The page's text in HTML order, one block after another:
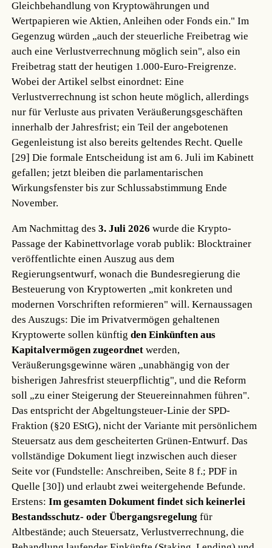
Gleichbehandlung von Kryptowährungen und
Wertpapieren wie Aktien, Anleihen oder Fonds ein." Im
Gegenzug würden „auch der steuerliche Freibetrag wie
auch eine Verlustverrechnung möglich sein", also ein
Freibetrag statt der heutigen 1.000-Euro-Freigrenze.
Wobei der Artikel selbst einordnet: Eine
Verlustverrechnung ist schon heute möglich, allerdings
nur für Verluste aus privaten Veräußerungsgeschäften
innerhalb der Jahresfrist; ein Teil der angebotenen
Gegenleistung ist also bereits geltendes Recht.Quelle
[29] Die formale Entscheidung ist am 6. Juli im Kabinett
gefallen; jetzt bleiben die parlamentarischen
Wirkungsfenster bis zur Schlussabstimmung Ende
November.
Am Nachmittag des3. Juli 2026 wurde die Krypto-
Passage der Kabinettvorlage vorab publik: Blocktrainer
veröffentlichte einen Auszug aus dem
Regierungsentwurf, wonach die Bundesregierung die
Besteuerung von Kryptowerten „mit konkreten und
modernen Vorschriften reformieren" will. Kernaussagen
des Auszugs: Die im Privatvermögen gehaltenen
Kryptowerte sollen künftigden Einkünften aus
Kapitalvermögen zugeordnet werden,
Veräußerungsgewinne wären „unabhängig von der
bisherigen Jahresfrist steuerpflichtig", und die Reform
soll „zu einer Steigerung der Steuereinnahmen führen".
Das entspricht der Abgeltungsteuer-Linie der SPD-
Fraktion (§20 EStG), nicht der Variante mit persönlichem
Steuersatz aus dem gescheiterten Grünen-Entwurf. Das
vollständige Dokument liegt inzwischen auch dieser
Seite vor (Fundstelle: Anschreiben, Seite 8 f.; PDF in
Quelle [30]) und erlaubt zwei weitergehende Befunde.
Erstens:Im gesamten Dokument findet sich keinerlei
Bestandsschutz- oder Übergangsregelung für
Altbestände; auch Steuersatz, Verlustverrechnung, die